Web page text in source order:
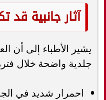
آثار جانبية قد
يشير الأطباء إلى أن
جلدية واضحة خلال
احمرار شديد في